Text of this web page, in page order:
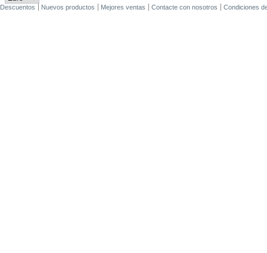
Descuentos Nuevos productos Mejores ventas Contacte con nosotros Condiciones